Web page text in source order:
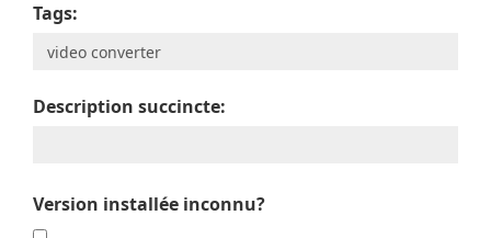
Tags:
Description succincte:
Version installée inconnu?